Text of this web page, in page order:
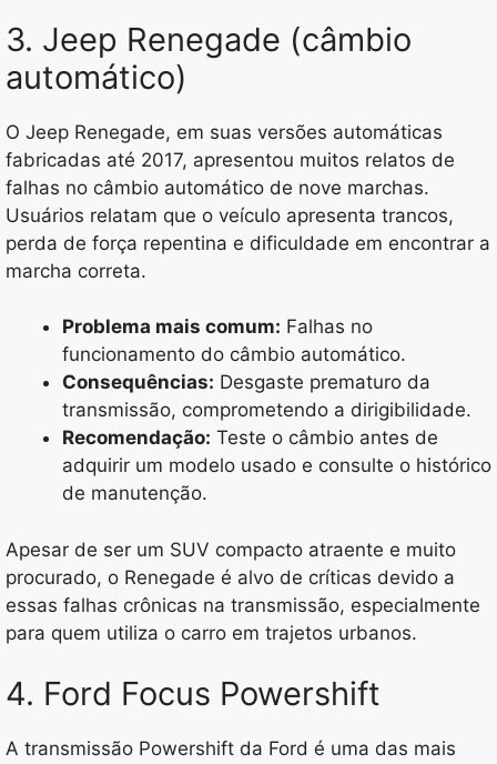
3. Jeep Renegade (câmbio
automático)
O Jeep Renegade, em suas versões automáticas
fabricadas até 2017, apresentou muitos relatos de
falhas no câmbio automático de nove marchas.
Usuários relatam que o veículo apresenta trancos,
perda de força repentina e dificuldade em encontrar a
marcha correta.
Problema mais comum: Falhas no
funcionamento do câmbio automático.
Consequências: Desgaste prematuro da
transmissão, comprometendo a dirigibilidade.
Recomendação: Teste o câmbio antes de
adquirir um modelo usado e consulte o histórico
de manutenção.
Apesar de ser um SUV compacto atraente e muito
procurado, o Renegade é alvo de críticas devido a
essas falhas crônicas na transmissão, especialmente
para quem utiliza o carro em trajetos urbanos.
4. Ford Focus Powershift
A transmissão Powershift da Ford é uma das mais